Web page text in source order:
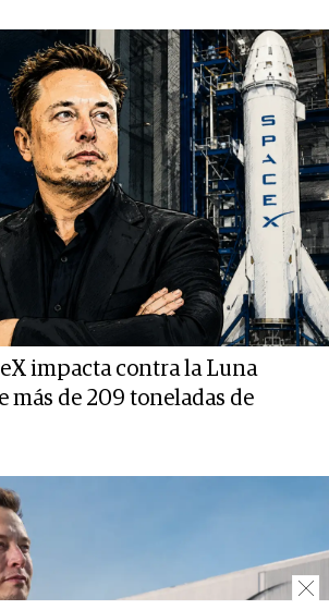
impacta contra la Luna
más de 209 toneladas de